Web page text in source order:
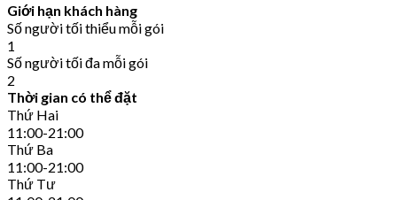
Giới hạn khách hàng
Số người tối thiểu mỗi gói
1
Số người tối đa mỗi gói
2
Thời gian có thể đặt
Thứ Hai
11:00-21:00
Thứ Ba
11:00-21:00
Thứ Tư